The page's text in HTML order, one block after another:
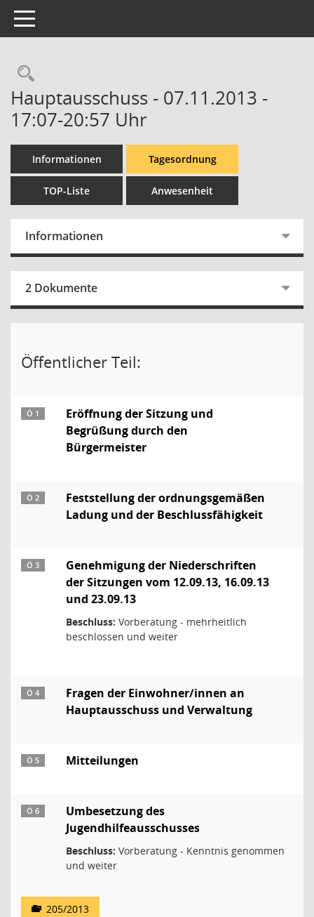
Toggle navigation
Rechercheauswahl
Hauptausschuss - 07.11.2013 -
17:07-20:57 Uhr
Informationen Tagesordnung
TOP-Liste Anwesenheit
Informationen
2 Dokumente
Öffentlicher Teil:
Ö 1
Eröffnung der Sitzung und
Begrüßung durch den
Bürgermeister
Ö 2
Feststellung der ordnungsgemäßen
Ladung und der Beschlussfähigkeit
Ö 3
Genehmigung der Niederschriften
der Sitzungen vom 12.09.13, 16.09.13
und 23.09.13
Beschluss: Vorberatung - mehrheitlich
beschlossen und weiter
Ö 4
Fragen der Einwohner/innen an
Hauptausschuss und Verwaltung
Ö 5 Mitteilungen
Ö 6
Umbesetzung des
Jugendhilfeausschusses
Beschluss: Vorberatung - Kenntnis genommen
und weiter
205/2013